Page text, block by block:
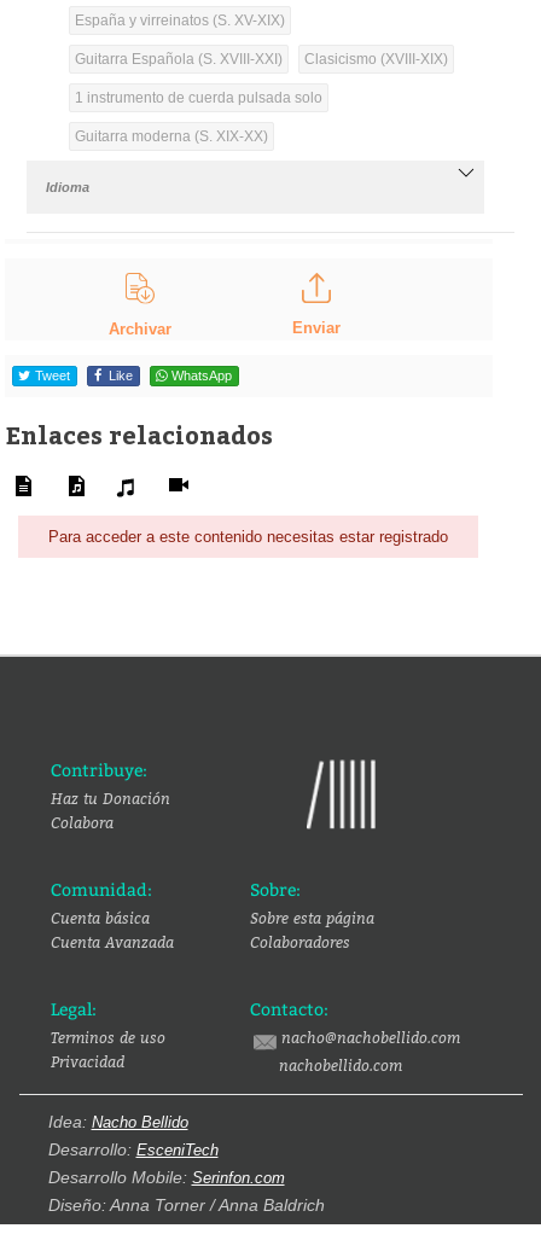
España y virreinatos (S. XV-XIX)
Guitarra Española (S. XVIII-XXI) Clasicismo (XVIII-XIX)
1 instrumento de cuerda pulsada solo
Guitarra moderna (S. XIX-XX)
Idioma
Archivar Enviar
Tweet Like WhatsApp
Enlaces relacionados
Para acceder a este contenido necesitas estar registrado
Contribuye:
Haz tu Donación
Colabora
Comunidad:
Cuenta básica
Cuenta Avanzada
Sobre:
Sobre esta página
Colaboradores
Legal:
Terminos de uso
Privacidad
Contacto:
nacho@nachobellido.com
nachobellido.com
Idea: Nacho Bellido
Desarrollo: EsceniTech
Desarrollo Mobile: Serinfon.com
Diseño: Anna Torner / Anna Baldrich